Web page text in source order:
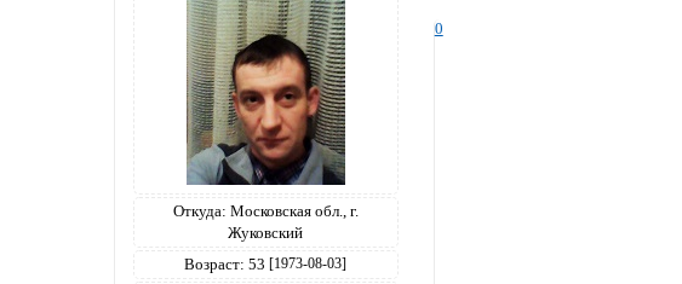
Откуда: Московская обл., г.
Жуковский
Возраст: 53[1973-08-03]
0